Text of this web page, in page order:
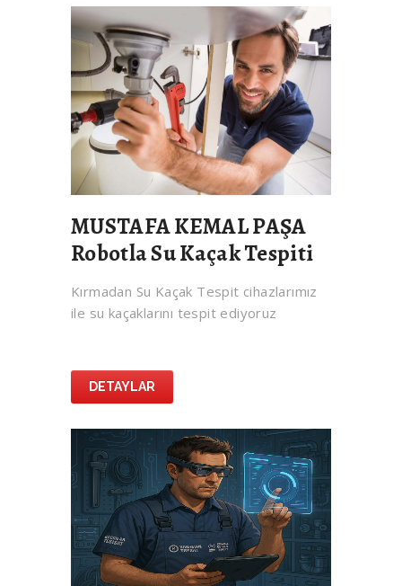
MUSTAFA KEMAL PAŞA
Robotla Su Kaçak Tespiti
Kırmadan Su Kaçak Tespit cihazlarımız
ile su kaçaklarını tespit ediyoruz
DETAYLAR